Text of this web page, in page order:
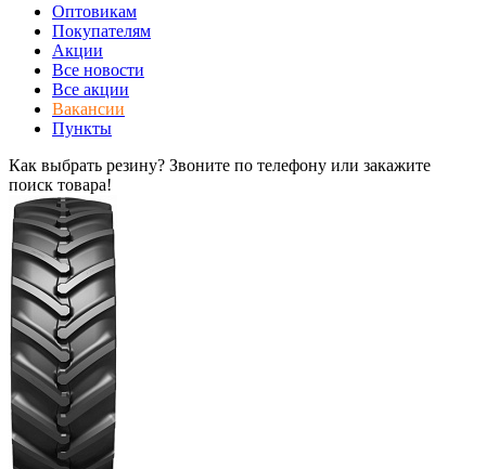
Оптовикам
Покупателям
Акции
Все новости
Все акции
Вакансии
Пункты
Как выбрать резину? Звоните по телефону или закажите
поиск товара!